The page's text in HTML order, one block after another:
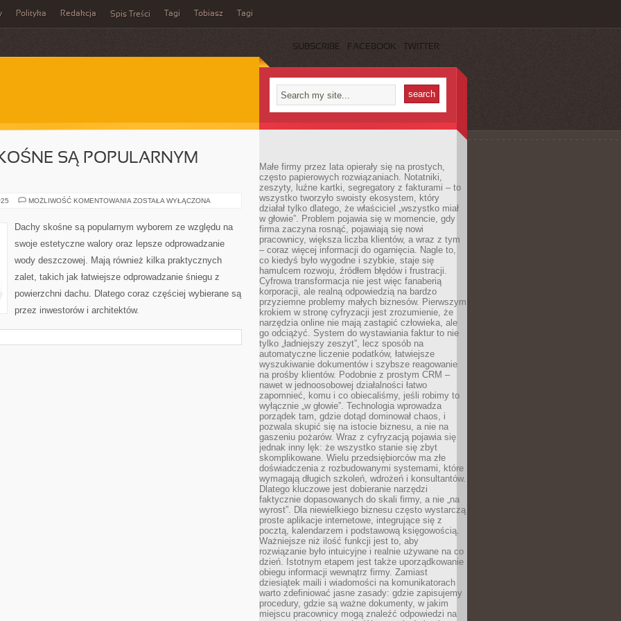
Polityka Redakcja Spis Treści Tagi Tobiasz Tagi
SUBSCRIBE FACEBOOK TWITTER
SĄ POPULARNYM
MOŻLIWOŚĆ KOMENTOWANIA CZEMU
POPULARNYM
ZOSTAŁA WYŁĄCZONA
Dachy skośne są popularnym wyborem ze względu na
swoje estetyczne walory oraz lepsze odprowadzanie
wody deszczowej. Mają również kilka praktycznych
zalet, takich jak łatwiejsze odprowadzanie śniegu z
powierzchni dachu. Dlatego coraz częściej wybierane są
przez inwestorów i architektów.
Małe firmy przez lata opierały się na prostych,
często papierowych rozwiązaniach. Notatniki,
zeszyty, luźne kartki, segregatory z fakturami – to
wszystko tworzyło swoisty ekosystem, który
działał tylko dlatego, że właściciel „wszystko miał
w głowie”. Problem pojawia się w momencie, gdy
firma zaczyna rosnąć, pojawiają się nowi
pracownicy, większa liczba klientów, a wraz z tym
– coraz więcej informacji do ogarnięcia. Nagle to,
co kiedyś było wygodne i szybkie, staje się
hamulcem rozwoju, źródłem błędów i frustracji.
Cyfrowa transformacja nie jest więc fanaberią
korporacji, ale realną odpowiedzią na bardzo
przyziemne problemy małych biznesów. Pierwszym
krokiem w stronę cyfryzacji jest zrozumienie, że
narzędzia online nie mają zastąpić człowieka, ale
go odciążyć. System do wystawiania faktur to nie
tylko „ładniejszy zeszyt”, lecz sposób na
automatyczne liczenie podatków, łatwiejsze
wyszukiwanie dokumentów i szybsze reagowanie
na prośby klientów. Podobnie z prostym CRM –
nawet w jednoosobowej działalności łatwo
zapomnieć, komu i co obiecaliśmy, jeśli robimy to
wyłącznie „w głowie”. Technologia wprowadza
porządek tam, gdzie dotąd dominował chaos, i
pozwala skupić się na istocie biznesu, a nie na
gaszeniu pożarów. Wraz z cyfryzacją pojawia się
jednak inny lęk: że wszystko stanie się zbyt
skomplikowane. Wielu przedsiębiorców ma złe
doświadczenia z rozbudowanymi systemami, które
wymagają długich szkoleń, wdrożeń i konsultantów.
Dlatego kluczowe jest dobieranie narzędzi
faktycznie dopasowanych do skali firmy, a nie „na
wyrost”. Dla niewielkiego biznesu często wystarczą
proste aplikacje internetowe, integrujące się z
pocztą, kalendarzem i podstawową księgowością.
Ważniejsze niż ilość funkcji jest to, aby
rozwiązanie było intuicyjne i realnie używane na co
dzień. Istotnym etapem jest także uporządkowanie
obiegu informacji wewnątrz firmy. Zamiast
dziesiątek maili i wiadomości na komunikatorach
warto zdefiniować jasne zasady: gdzie zapisujemy
procedury, gdzie są ważne dokumenty, w jakim
miejscu pracownicy mogą znaleźć odpowiedzi na